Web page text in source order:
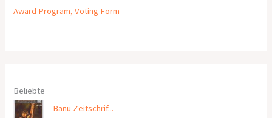
Award Program, Voting Form
Beliebte
Banu Zeitschrif...